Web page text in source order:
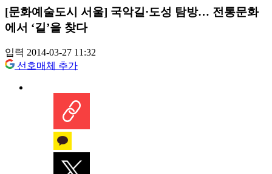
[문화예술도시 서울] 국악길·도성 탐방… 전통문화
에서 ‘길’을 찾다
입력 2014-03-27 11:32
선호매체 추가